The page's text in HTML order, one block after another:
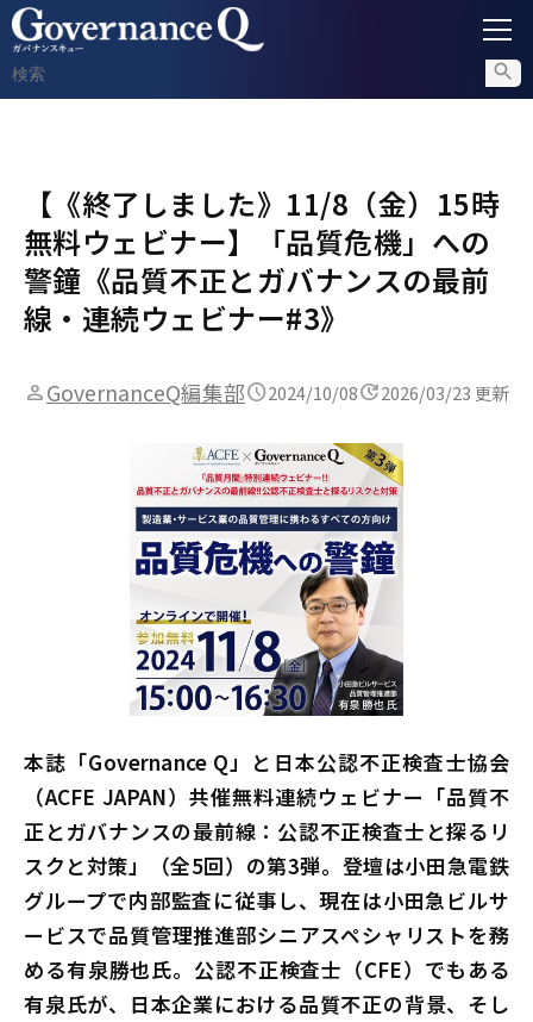
内部通報
コンプライアンス調査
不正対策
セミナー情報
【《終了しました》11/8（金）15時
無料ウェビナー】「品質危機」への
警鐘《品質不正とガバナンスの最前
線・連続ウェビナー#3》
GovernanceQ編集部 2024/10/08 2026/03/23 更新
本誌「Governance Q」と日本公認不正検査士協会
（ACFE JAPAN）共催無料連続ウェビナー「品質不
正とガバナンスの最前線：公認不正検査士と探るリ
スクと対策」（全5回）の第3弾。登壇は小田急電鉄
グループで内部監査に従事し、現在は小田急ビルサ
ービスで品質管理推進部シニアスペシャリストを務
める有泉勝也氏。公認不正検査士（CFE）でもある
有泉氏が、日本企業における品質不正の背景、そし